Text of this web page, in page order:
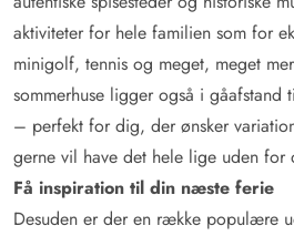
aktiviteter for hele familien som for
minigolf, tennis og meget, meget
sommerhuse ligger også i gåafstand
– perfekt for dig, der ønsker
gerne vil have det hele lige uden for
Få inspiration til din næste ferie
Desuden er der en række populære